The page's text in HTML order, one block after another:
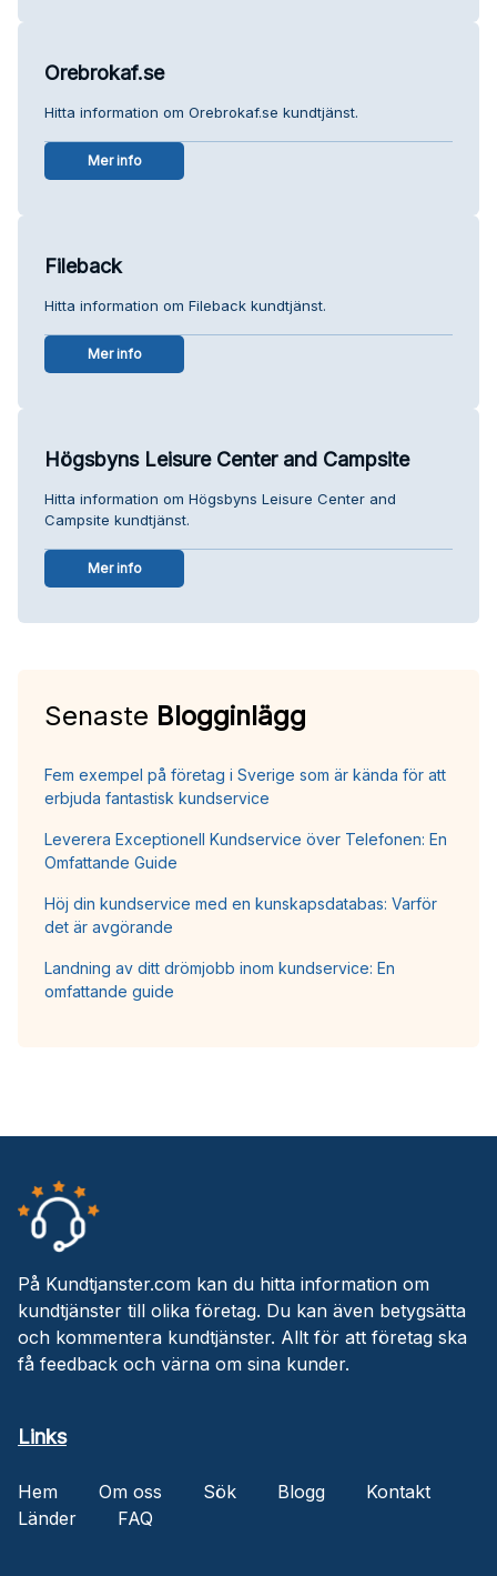
Orebrokaf.se
Hitta information om Orebrokaf.se kundtjänst.
Mer info
Fileback
Hitta information om Fileback kundtjänst.
Mer info
Högsbyns Leisure Center and Campsite
Hitta information om Högsbyns Leisure Center and
Campsite kundtjänst.
Mer info
Senaste Blogginlägg
Fem exempel på företag i Sverige som är kända för att
erbjuda fantastisk kundservice
Leverera Exceptionell Kundservice över Telefonen: En
Omfattande Guide
Höj din kundservice med en kunskapsdatabas: Varför
det är avgörande
Landning av ditt drömjobb inom kundservice: En
omfattande guide
På Kundtjanster.com kan du hitta information om
kundtjänster till olika företag. Du kan även betygsätta
och kommentera kundtjänster. Allt för att företag ska
få feedback och värna om sina kunder.
Links
Hem Om oss Sök Blogg
Kontakt
Länder
FAQ